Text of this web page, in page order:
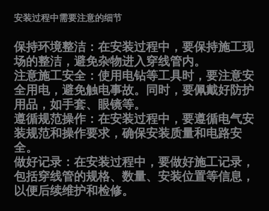
安装过程中需要注意的细节
保持环境整洁：在安装过程中，要保持施工现
场的整洁，避免杂物进入穿线管内。
注意施工安全：使用电钻等工具时，要注意安
全用电，避免触电事故。同时，要佩戴好防护
用品，如手套、眼镜等。
遵循规范操作：在安装过程中，要遵循电气安
装规范和操作要求，确保安装质量和电路安
全。
做好记录：在安装过程中，要做好施工记录，
包括穿线管的规格、数量、安装位置等信息，
以便后续维护和检修。